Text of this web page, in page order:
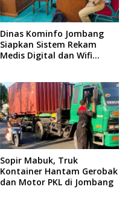
Dinas Kominfo Jombang
Siapkan Sistem Rekam
Medis Digital dan Wifi
Sopir Mabuk, Truk
Kontainer Hantam Gerobak
dan Motor PKL di Jombang